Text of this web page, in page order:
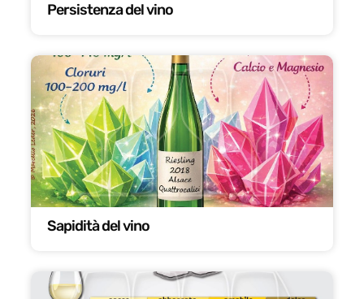
Persistenza del vino
Sapidità del vino